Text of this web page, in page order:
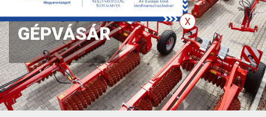
GÉPVÁSÁR